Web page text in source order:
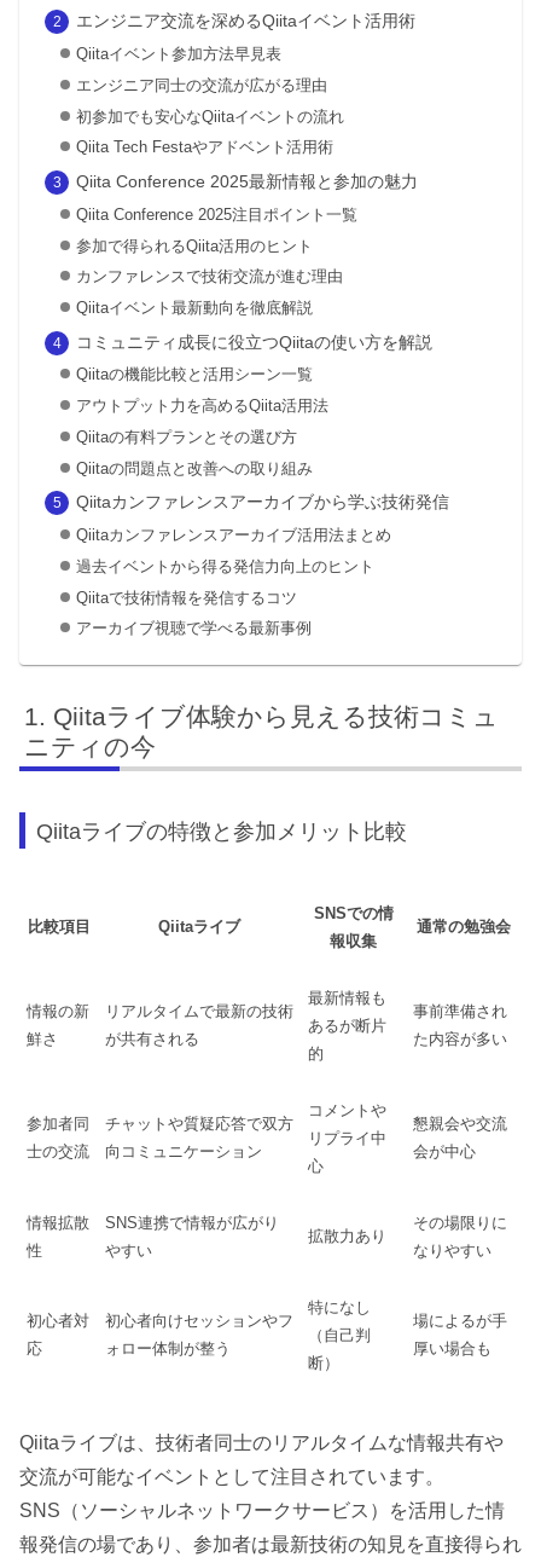
エンジニア交流を深めるQiitaイベント活用術
Qiitaイベント参加方法早見表
エンジニア同士の交流が広がる理由
初参加でも安心なQiitaイベントの流れ
Qiita Tech Festaやアドベント活用術
Qiita Conference 2025最新情報と参加の魅力
Qiita Conference 2025注目ポイント一覧
参加で得られるQiita活用のヒント
カンファレンスで技術交流が進む理由
Qiitaイベント最新動向を徹底解説
コミュニティ成長に役立つQiitaの使い方を解説
Qiitaの機能比較と活用シーン一覧
アウトプット力を高めるQiita活用法
Qiitaの有料プランとその選び方
Qiitaの問題点と改善への取り組み
Qiitaカンファレンスアーカイブから学ぶ技術発信
Qiitaカンファレンスアーカイブ活用法まとめ
過去イベントから得る発信力向上のヒント
Qiitaで技術情報を発信するコツ
アーカイブ視聴で学べる最新事例
Qiitaライブ体験から見える技術コミュ
ニティの今
Qiitaライブの特徴と参加メリット比較
比較項目 Qiitaライブ
SNSでの情
報収集
通常の勉強会
情報の新
鮮さ
リアルタイムで最新の技術
が共有される
最新情報も
あるが断片
的
事前準備され
た内容が多い
参加者同
士の交流
チャットや質疑応答で双方
向コミュニケーション
コメントや
リプライ中
心
懇親会や交流
会が中心
情報拡散
性
SNS連携で情報が広がり
やすい
拡散力あり
その場限りに
なりやすい
初心者対
応
初心者向けセッションやフ
ォロー体制が整う
特になし
（自己判
断）
場によるが手
厚い場合も
Qiitaライブは、技術者同士のリアルタイムな情報共有や
交流が可能なイベントとして注目されています。
SNS（ソーシャルネットワークサービス）を活用した情
報発信の場であり、参加者は最新技術の知見を直接得られ